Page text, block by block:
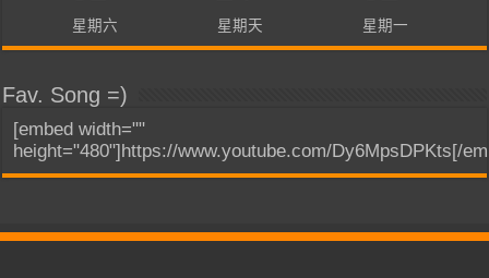
星期六 星期天 星期一
Fav. Song =)
[embed width=""
height="480"]https://www.youtube.com/Dy6MpsDPKts[/